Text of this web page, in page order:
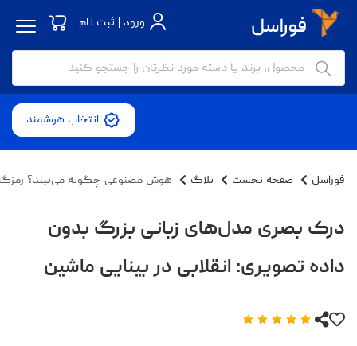
ورود | ثبت نام
انتخاب هوشمند
فوراسل صفحه نخست بلاگ هوش مصنوعی چگونه می‌بیند؟
درک بصری مدل‌های زبانی بزرگ بدون
داده تصویری: انقلابی در بینایی ماشین